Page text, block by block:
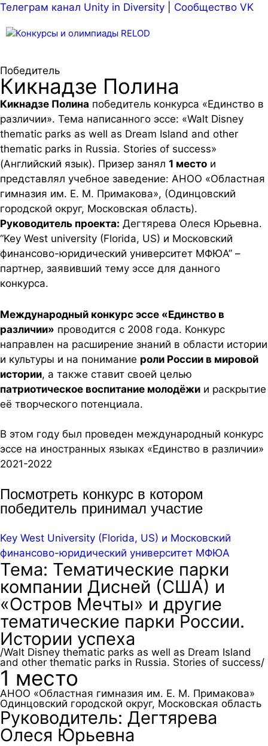
Телеграм канал Unity in Diversity Сообщество VK
Победитель
Кикнадзе Полина
Кикнадзе Полина победитель конкурса «Единство в
различии». Тема написанного эссе: «Walt Disney
thematic parks as well as Dream Island and other
thematic parks in Russia. Stories of success»
(Английский язык). Призер занял 1 место и
представлял учебное заведение: АНОО «Областная
гимназия им. Е. М. Примакова», (Одинцовский
городской округ, Московская область).
Руководитель проекта: Дегтярева Олеся Юрьевна.
“Key West university (Florida, US) и Московский
финансово-юридический университет МФЮА” –
партнер, заявивший тему эссе для данного
конкурса.
Международный конкурс эссе «Единство в
различии» проводится с 2008 года. Конкурс
направлен на расширение знаний в области истории
и культуры и на понимание роли России в мировой
истории, а также ставит своей целью
патриотическое воспитание молодёжи и раскрытие
её творческого потенциала.
В этом году был проведен международный конкурс
эссе на иностранных языках «Единство в различии»
2021-2022
Посмотреть конкурс в котором
победитель принимал участие
Key West University (Florida, US) и Московский
финансово-юридический университет МФЮА
Тема: Тематические парки
компании Дисней (США) и
«Остров Мечты» и другие
тематические парки России.
Истории успеха
/Walt Disney thematic parks as well as Dream Island
and other thematic parks in Russia. Stories of success/
1 место
АНОО «Областная гимназия им. Е. М. Примакова»
Одинцовский городской округ, Московская область
Руководитель: Дегтярева
Олеся Юрьевна